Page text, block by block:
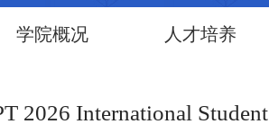
学院概况 人才培养
2026 International